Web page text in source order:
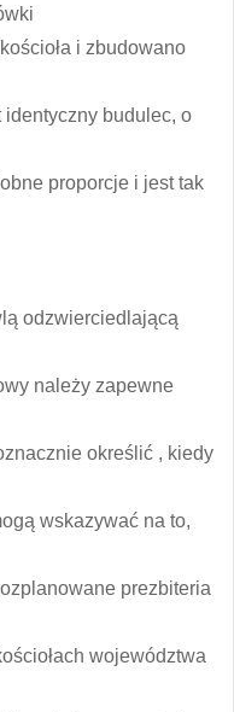
i zbudowano
identyczny budulec, o
proporcje i jest tak
odzwierciedlającą
należy zapewne
określić , kiedy
wskazywać na to,
prezbiteria
województwa